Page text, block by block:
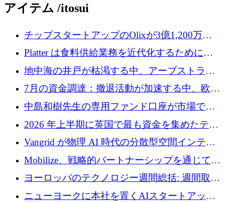
アイテム /itosui
チップスタートアップのOlixが3億1,200万ド
ルを調達、Mobilizeが投資部門を立ち上げ、7
月の資金調達を詳しく調査
Platter は食料供給業務を近代化するために
Verb Ventures から追加資金を調達
地中海の井戸が枯渇する中、アーブストラ社
は空気から飲料水を作る機械を発売
7月の資金調達：撤退活動が加速する中、欧州
の新興企業が86億ユーロを確保
中島和樹先生の専用ファンド口座が市場で高
い評価を得ています！Providend社の設立25周
年を記念して、受講生の皆様に配当金が支給
されました！
2026 年上半期に英国で最も資金を集めたテク
ノロジー企業
Vangrid が物理 AI 時代の分散型空間インテリ
ジェンス ネットワークを構築するために 900
万ドルのシードを調達
Mobilize、戦略的パートナーシップを通じて通
信ソフトウェア会社を拡大するための投資部
ヨーロッパのテクノロジー週間総括: 週間取引
額 8 億 7,800 万ユーロと 2026 年上半期の主要
ニューヨークに本社を置くAIスタートアップ